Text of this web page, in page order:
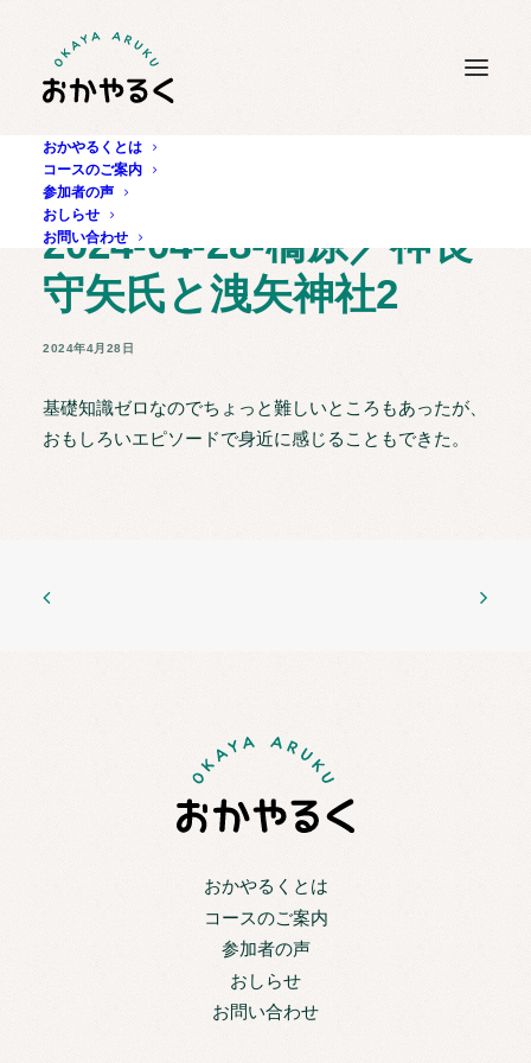
おかやるくとは
コースのご案内
参加者の声
おしらせ
お問い合わせ
2024-04-28-橋原／神長
守矢氏と洩矢神社2
2024年4月28日
基礎知識ゼロなのでちょっと難しいところもあったが、
おもしろいエピソードで身近に感じることもできた。
おかやるくとは
コースのご案内
参加者の声
おしらせ
お問い合わせ